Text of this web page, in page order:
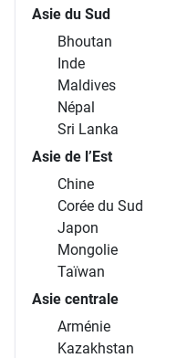
Asie du Sud
Bhoutan
Inde
Maldives
Népal
Sri Lanka
Asie de l’Est
Chine
Corée du Sud
Japon
Mongolie
Taïwan
Asie centrale
Arménie
Kazakhstan